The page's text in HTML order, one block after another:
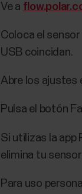
Ve a
Coloca el
USB coincidan.
Abre los ajustes
Pulsa el botón
Si utilizas la app
elimina tu
Para uso